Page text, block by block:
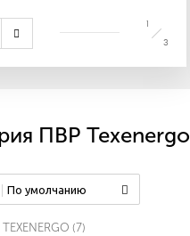
1
3
ПВР Texenergo
По умолчанию
TEXENERGO (7)